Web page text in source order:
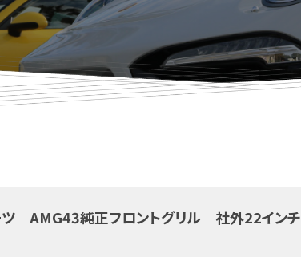
AMG43純正フロントグリル 社外22インチ